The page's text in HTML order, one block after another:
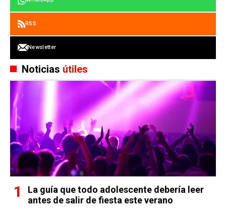
RSS
Newsletter
Noticias útiles
La guía que todo adolescente debería leer
antes de salir de fiesta este verano